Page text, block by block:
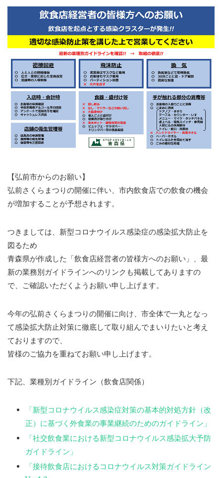
【弘前市からのお願い】
弘前さくらまつりの開催に伴い、市内飲食店での飲食の機会
が増加することが予想されます。
つきましては、新型コロナウイルス感染症の感染拡大防止を
図るため
青森県が作成した「飲食店経営者の皆様方へのお願い」、最
新の業務別ガイドラインへのリンクも掲載してありますの
で、ご確認いただくようお願い申し上げます。
今年の弘前さくらまつりの開催に向け、市全体で一丸となっ
て感染拡大防止対策に徹底して取り組んでまいりたいと考え
ておりますので、
皆様のご協力を重ねてお願い申し上げます。
下記、業種別ガイドライン（飲食店関係）
「新型コロナウイルス感染症対策の基本的対処方針（改
正）に基づく外食業の事業継続のためのガイドライン」
「社交飲食業における新型コロナウイルス感染拡大予防
ガイドライン」
「接待飲食店におけるコロナウイルス対策ガイドライン